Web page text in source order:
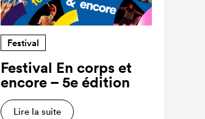
Festival
Festival En corps et
encore – 5e édition
Lire la suite